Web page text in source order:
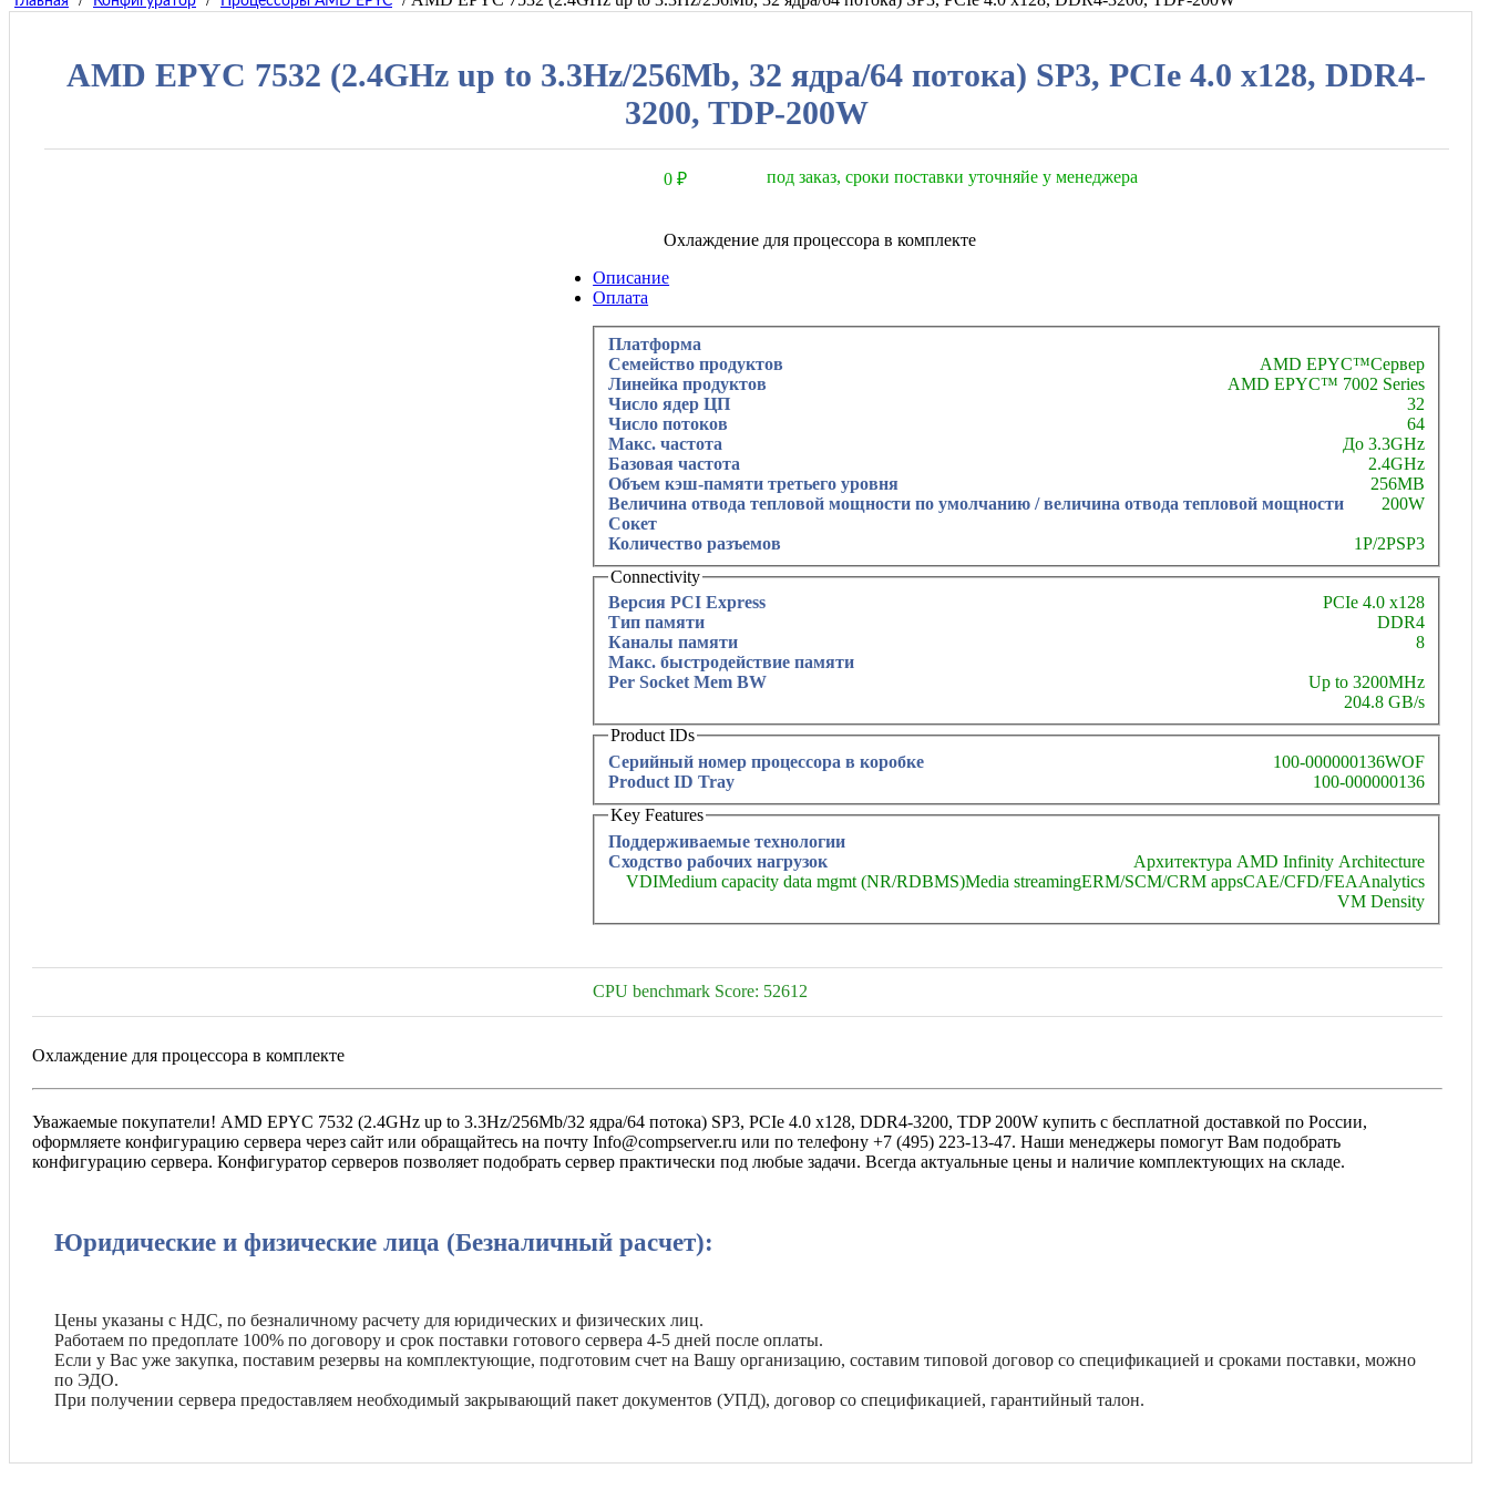
AMD EPYC 7532 (2.4GHz up to 3.3Hz/256Mb, 32 ядра/64 потока) SP3, PCIe 4.0 x128, DDR4-
3200, TDP-200W
0 ₽ под заказ, сроки поставки уточняйе у менеджера
Охлаждение для процессора в комплекте
Описание
Оплата
Платформа
Сервер
Семейство продуктов
AMD EPYC™
Линейка продуктов
AMD EPYC™ 7002 Series
Число ядер ЦП
32
Число потоков
64
Макс. частота
До 3.3GHz
Базовая частота
2.4GHz
Объем кэш-памяти третьего уровня
256MB
Величина отвода тепловой мощности по умолчанию / величина отвода тепловой мощности
200W
Сокет
SP3
Количество разъемов
1P/2P
Connectivity
Версия PCI Express
PCIe 4.0 x128
Тип памяти
DDR4
Каналы памяти
8
Макс. быстродействие памяти
Up to 3200MHz
Per Socket Mem BW
204.8 GB/s
Product IDs
Серийный номер процессора в коробке
100-000000136WOF
Product ID Tray
100-000000136
Key Features
Поддерживаемые технологии
Архитектура AMD Infinity Architecture
Сходство рабочих нагрузок
Analytics
CAE/CFD/FEA
ERM/SCM/CRM apps
Media streaming
Medium capacity data mgmt (NR/RDBMS)
VDI
VM Density
CPU benchmark Score: 52612
Охлаждение для процессора в комплекте
Уважаемые покупатели! AMD EPYC 7532 (2.4GHz up to 3.3Hz/256Mb/32 ядра/64 потока) SP3, PCIe 4.0 x128, DDR4-3200, TDP 200W купить с бесплатной доставкой по России,
оформляете конфигурацию сервера через сайт или обращайтесь на почту Info@compserver.ru или по телефону +7 (495) 223-13-47. Наши менеджеры помогут Вам подобрать
конфигурацию сервера. Конфигуратор серверов позволяет подобрать сервер практически под любые задачи. Всегда актуальные цены и наличие комплектующих на складе.
Юридические и физические лица (Безналичный расчет):
Цены указаны с НДС, по безналичному расчету для юридических и физических лиц.
Работаем по предоплате 100% по договору и срок поставки готового сервера 4-5 дней после оплаты.
Если у Вас уже закупка, поставим резервы на комплектующие, подготовим счет на Вашу организацию, составим типовой договор со спецификацией и сроками поставки, можно
по ЭДО.
При получении сервера предоставляем необходимый закрывающий пакет документов (УПД), договор со спецификацией, гарантийный талон.